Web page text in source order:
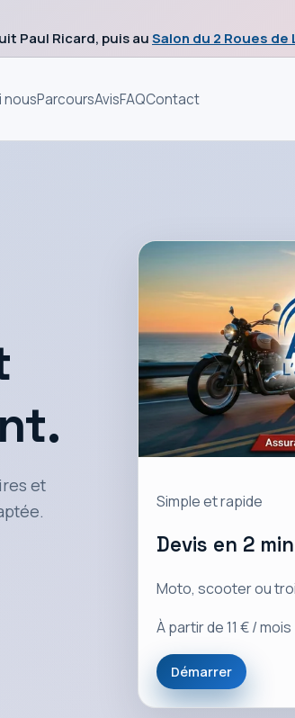
Paul Ricard, puis auSalon du 2 Roues de
nousParcoursAvisFAQContact
et
Simple et rapide
Devis en 2
Moto, scooter ou
À partir de 11 € / mois
Démarrer